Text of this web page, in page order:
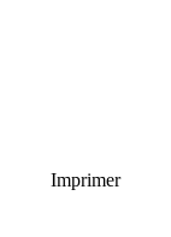
Imprimer